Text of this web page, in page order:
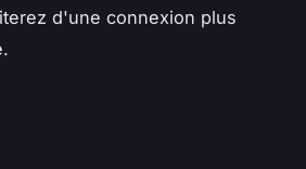
d'une connexion plus